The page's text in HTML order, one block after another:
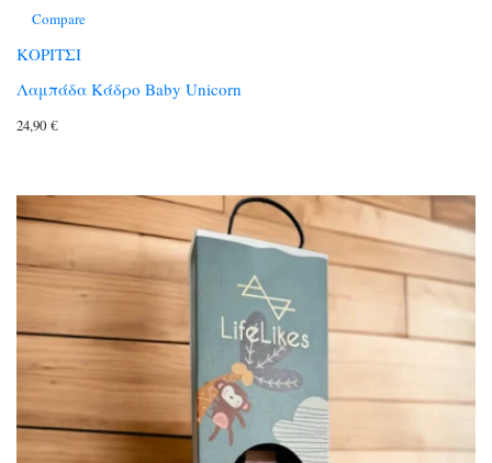
Compare
ΚΟΡΙΤΣΙ
Λαμπάδα Κάδρο Baby Unicorn
24,90 €